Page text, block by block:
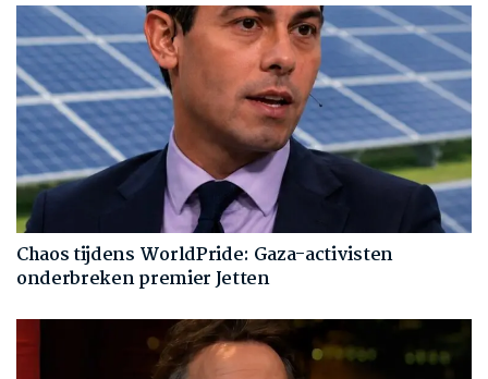
Chaos tijdens WorldPride: Gaza-activisten
onderbreken premier Jetten